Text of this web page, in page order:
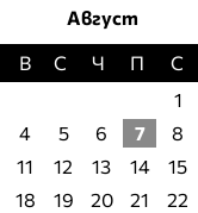
Август
В С Ч П С
1
4 5 6 7 8
11 12 13 14 15
18 19 20 21 22